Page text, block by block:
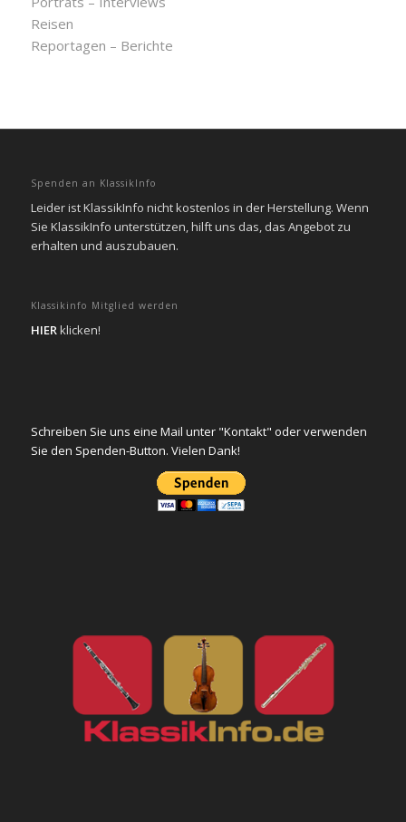
Reisen
Reportagen – Berichte
Spenden an KlassikInfo
Leider ist KlassikInfo nicht kostenlos in der Herstellung. Wenn
Sie KlassikInfo unterstützen, hilft uns das, das Angebot zu
erhalten und auszubauen.
Klassikinfo Mitglied werden
HIERklicken!
Schreiben Sie uns eine Mail unter "Kontakt" oder verwenden
Sie den Spenden-Button. Vielen Dank!